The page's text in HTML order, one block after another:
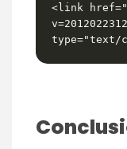
<link
type="text/